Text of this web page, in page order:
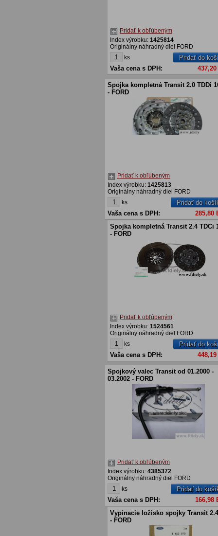
Pridať k obľúbeným
Index výrobku: 1425814
Originálny náhradný diel FORD
ks
Pridať do
Vaša cena s DPH:
Spojka kompletná Transit 2.0 TDDi
- FORD
Pridať k obľúbeným
Index výrobku: 1425813
Originálny náhradný diel FORD
ks
Pridať do
Vaša cena s DPH:
285,80
Spojka kompletná Transit 2.4 TDCi
- FORD
Pridať k obľúbeným
Index výrobku: 1524561
Originálny náhradný diel FORD
ks
Pridať do
Vaša cena s DPH:
Spojkový valec Transit od 01.2000 -
03.2002 - FORD
Pridať k obľúbeným
Index výrobku: 4385372
Originálny náhradný diel FORD
ks
Pridať do
Vaša cena s DPH:
166,98
Vypínacie ložisko spojky Transit
- FORD